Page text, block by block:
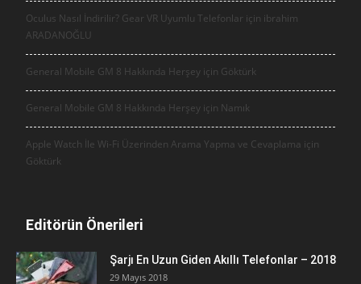
Oculus Nasıl İndirilir? Gear VR Uyumlu Telefonlar için ibrahim
ARADANOĞLU
General Mobile GM 8 Hakkında Herşey için Göktürk
General Mobile GM 8 Hakkında Herşey için Namık
Apple Watch İle Wi-Fi Üzerinden Arama Yapma ve Cevaplama için
Göktürk
Editörün Önerileri
Şarjı En Uzun Giden Akıllı Telefonlar – 2018
29 Mayıs 2018